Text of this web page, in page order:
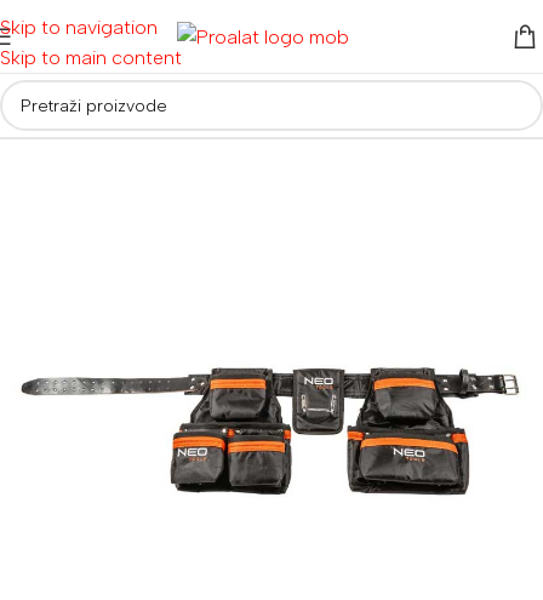
Skip to navigation
Skip to main content
Početna/ Ručni alati i oprema